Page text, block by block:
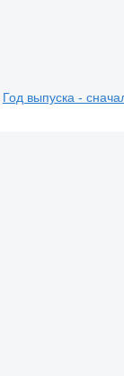
Год выпуска -